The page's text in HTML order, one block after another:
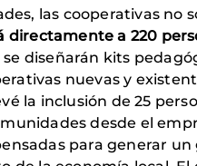
las cooperativas no
directamente a 220
diseñarán kits
nuevas y
la inclusión de 25
desde el
para generar